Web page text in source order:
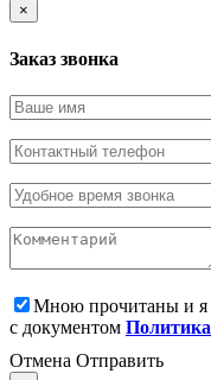
×
Заказ звонка
Мною прочитаны и я
с документом Политика
Отмена Отправить